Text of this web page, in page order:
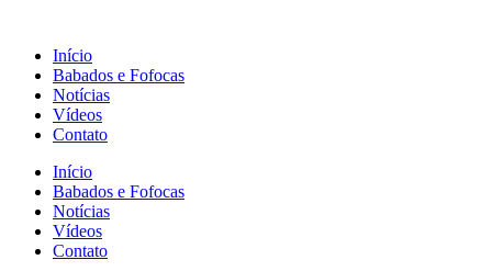
conteúdo
Início
Babados e Fofocas
Notícias
Vídeos
Contato
Início
Babados e Fofocas
Notícias
Vídeos
Contato